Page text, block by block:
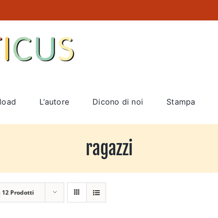
L’autore Dicono di noi Stampa
ragazzi
12 Prodotti